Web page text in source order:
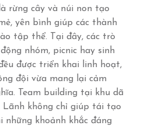
rừng cây và núi non tạo
yên bình giúp các thành
tập thể. Tại đây, các trò
nhóm, picnic hay sinh
được triển khai linh hoạt,
đội vừa mang lại cảm
Team building tại khu dã
Lãnh không chỉ giúp tái tạo
những khoảnh khắc đáng